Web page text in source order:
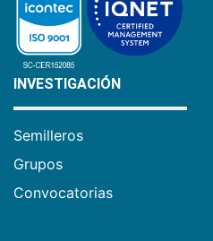
INVESTIGACIÓN
Semilleros
Grupos
Convocatorias